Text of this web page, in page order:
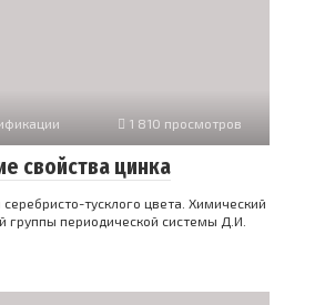
1 810 просмотров
свойства цинка
тусклого цвета. Химический
группы периодической системы Д.И.